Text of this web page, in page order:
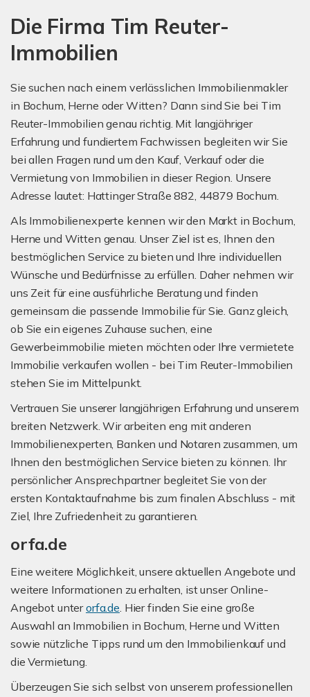
Die Firma Tim Reuter-
Immobilien
Sie suchen nach einem verlässlichen Immobilienmakler
in Bochum, Herne oder Witten? Dann sind Sie bei Tim
Reuter-Immobilien genau richtig. Mit langjähriger
Erfahrung und fundiertem Fachwissen begleiten wir Sie
bei allen Fragen rund um den Kauf, Verkauf oder die
Vermietung von Immobilien in dieser Region. Unsere
Adresse lautet: Hattinger Straße 882, 44879 Bochum.
Als Immobilienexperte kennen wir den Markt in Bochum,
Herne und Witten genau. Unser Ziel ist es, Ihnen den
bestmöglichen Service zu bieten und Ihre individuellen
Wünsche und Bedürfnisse zu erfüllen. Daher nehmen wir
uns Zeit für eine ausführliche Beratung und finden
gemeinsam die passende Immobilie für Sie. Ganz gleich,
ob Sie ein eigenes Zuhause suchen, eine
Gewerbeimmobilie mieten möchten oder Ihre vermietete
Immobilie verkaufen wollen - bei Tim Reuter-Immobilien
stehen Sie im Mittelpunkt.
Vertrauen Sie unserer langjährigen Erfahrung und unserem
breiten Netzwerk. Wir arbeiten eng mit anderen
Immobilienexperten, Banken und Notaren zusammen, um
Ihnen den bestmöglichen Service bieten zu können. Ihr
persönlicher Ansprechpartner begleitet Sie von der
ersten Kontaktaufnahme bis zum finalen Abschluss - mit
Ziel, Ihre Zufriedenheit zu garantieren.
orfa.de
Eine weitere Möglichkeit, unsere aktuellen Angebote und
weitere Informationen zu erhalten, ist unser Online-
Angebot unterorfa.de. Hier finden Sie eine große
Auswahl an Immobilien in Bochum, Herne und Witten
sowie nützliche Tipps rund um den Immobilienkauf und
die Vermietung.
Überzeugen Sie sich selbst von unserem professionellen